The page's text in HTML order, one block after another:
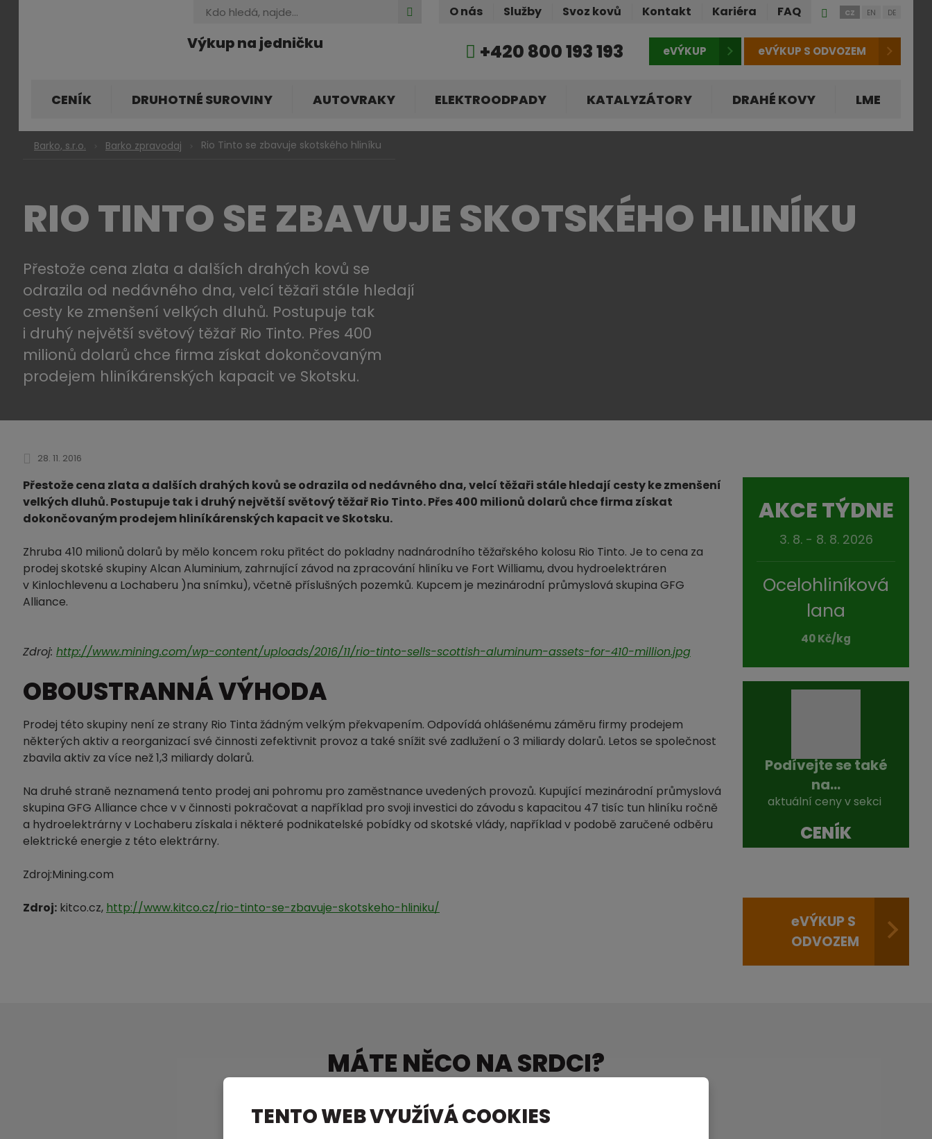
Výkup na jedničku +420 800 193 193
Vyhledávání Hledat O nás Služby Svoz kovů Kontakt Kariéra FAQ
eVÝKUP eVÝKUP S ODVOZEM
Přihlášení
klienstké
CZ EN DE
CENÍK DRUHOTNÉ SUROVINY AUTOVRAKY ELEKTROODPADY KATALYZÁTORY DRAHÉ KOVY LME
Barko, s.r.o. Barko zpravodaj Rio Tinto se zbavuje skotského hliníku
RIO TINTO SE ZBAVUJE SKOTSKÉHO HLINÍKU
Přestože cena zlata a dalších drahých kovů se
odrazila od nedávného dna, velcí těžaři stále hledají
cesty ke zmenšení velkých dluhů. Postupuje tak
i druhý největší světový těžař Rio Tinto. Přes 400
milionů dolarů chce firma získat dokončovaným
prodejem hliníkárenských kapacit ve Skotsku.
28. 11. 2016
Přestože cena zlata a dalších drahých kovů se odrazila od nedávného dna, velcí těžaři stále hledají cesty ke zmenšení
velkých dluhů. Postupuje tak i druhý největší světový těžař Rio Tinto. Přes 400 milionů dolarů chce firma získat
dokončovaným prodejem hliníkárenských kapacit ve Skotsku.
Zhruba 410 milionů dolarů by mělo koncem roku přitéct do pokladny nadnárodního těžařského kolosu Rio Tinto. Je to cena za
prodej skotské skupiny Alcan Aluminium, zahrnující závod na zpracování hliníku ve Fort Williamu, dvou hydroelektráren
v Kinlochlevenu a Lochaberu )na snímku), včetně příslušných pozemků. Kupcem je mezinárodní průmyslová skupina GFG
Alliance.
Zdroj: http://www.mining.com/wp-content/uploads/2016/11/rio-tinto-sells-scottish-aluminum-assets-for-410-million.jpg
OBOUSTRANNÁ VÝHODA
Prodej této skupiny není ze strany Rio Tinta žádným velkým překvapením. Odpovídá ohlášenému záměru firmy prodejem
některých aktiv a reorganizací své činnosti zefektivnit provoz a také snížit své zadlužení o 3 miliardy dolarů. Letos se společnost
zbavila aktiv za více než 1,3 miliardy dolarů.
Na druhé straně neznamená tento prodej ani pohromu pro zaměstnance uvedených provozů. Kupující mezinárodní průmyslová
skupina GFG Alliance chce v v činnosti pokračovat a například pro svoji investici do závodu s kapacitou 47 tisíc tun hliníku ročně
a hydroelektrárny v Lochaberu získala i některé podnikatelské pobídky od skotské vlády, například v podobě zaručené odběru
elektrické energie z této elektrárny.
Zdroj:Mining.com
Zdroj: kitco.cz, http://www.kitco.cz/rio-tinto-se-zbavuje-skotskeho-hliniku/
AKCE TÝDNE
3. 8. - 8. 8. 2026
Ocelohliníková
lana
40 Kč/kg
Podívejte se také
na...
aktuální ceny v sekci
CENÍK
eVÝKUP S
ODVOZEM
MÁTE NĚCO NA SRDCI?
TENTO WEB VYUŽÍVÁ COOKIES